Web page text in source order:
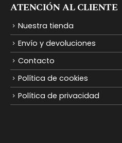
ATENCIÓN AL CLIENTE
Nuestra tienda
Envío y devoluciones
Contacto
Política de cookies
Política de privacidad